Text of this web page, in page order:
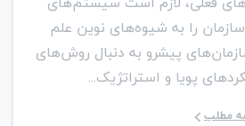
را به شیوه‌های نوین علم
پیشرو به دنبال روش‌های
پویا و استراتژیک...
مطلب